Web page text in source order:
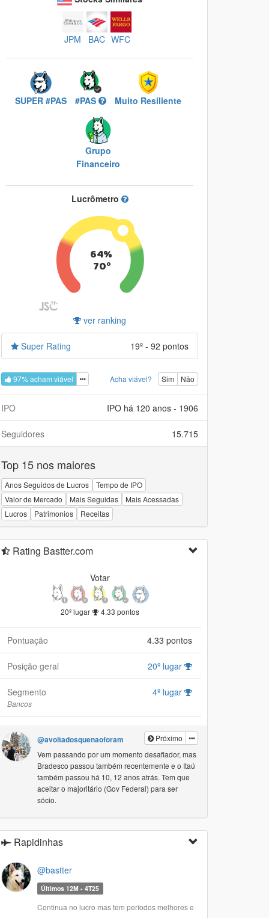
JPM BAC WFC
SUPER #PAS #PAS Muito Resiliente
Grupo
Financeiro
Lucrômetro
64%
70º
ver ranking
Super Rating 19º - 92 pontos
97% acham viável Acha viável? Sim Não
IPO IPO há 120 anos - 1906
Seguidores 15.715
Top 15 nos maiores
Anos Seguidos de Lucros
Tempo de IPO
Valor de Mercado
Mais Seguidas
Mais Acessadas
Lucros
Patrimonios Receitas
Rating Bastter.com
Votar
20º lugar 4.33 pontos
Pontuação 4.33 pontos
Posição geral 20º lugar
Segmento 4º lugar
Bancos
Próximo
@avoltadosquenaoforam
Vem passando por um momento desafiador, mas
Bradesco passou também recentemente e o Itaú
também passou há 10, 12 anos atrás. Tem que
aceitar o majoritário (Gov Federal) para ser
sócio.
Rapidinhas
@bastter
Últimos 12M - 4T25
Continua no lucro mas tem períodos melhores e